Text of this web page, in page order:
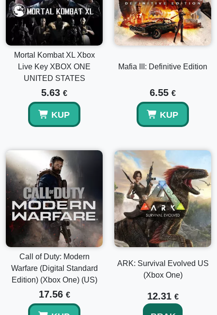
Mortal Kombat XL Xbox
Live Key XBOX ONE
UNITED STATES
5.63 €
KUP
Mafia III: Definitive Edition
6.55 €
KUP
Call of Duty: Modern
Warfare (Digital Standard
Edition) (Xbox One) (US)
17.56 €
ARK: Survival Evolved US
(Xbox One)
12.31 €